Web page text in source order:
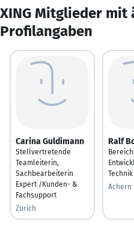
XING Mitglieder mit
Profilangaben
Carina Guldimann
Stellvertretende
Teamleiterin,
Sachbearbeiterin
Expert /Kunden- &
Fachsupport
Zürich
Ralf
Technik
Achern